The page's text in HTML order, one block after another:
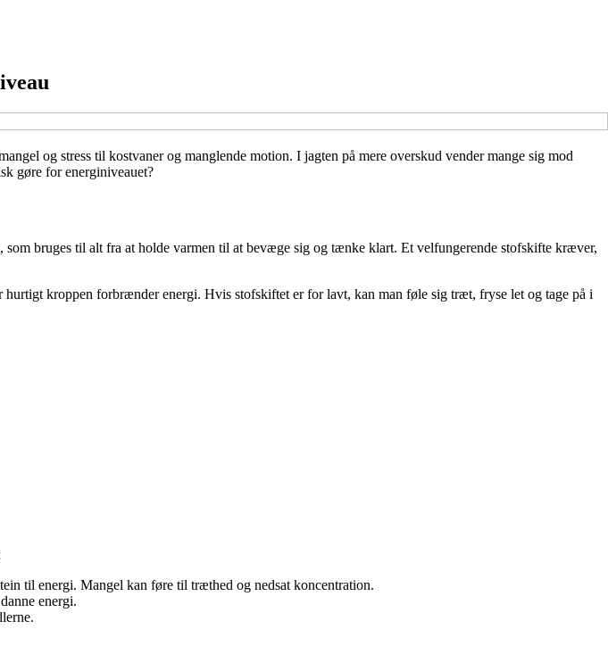
og stress til kostvaner og manglende motion. I jagten på mere overskud vender mange sig mod
gøre for energiniveauet?
bruges til alt fra at holde varmen til at bevæge sig og tænke klart. Et velfungerende stofskifte kræver,
kroppen forbrænder energi. Hvis stofskiftet er for lavt, kan man føle sig træt, fryse let og tage på i
til energi. Mangel kan føre til træthed og nedsat koncentration.
energi.